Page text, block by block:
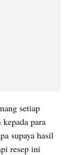
setiap
para
supaya hasil
resep ini